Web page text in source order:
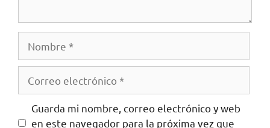
Guarda mi nombre, correo electrónico y web
en este navegador para la próxima vez que